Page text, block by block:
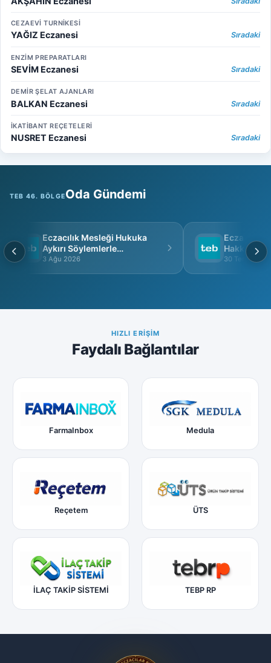
CEZAEVİ TURNİKESİ
YAĞIZ Eczanesi Sıradaki
ENZİM PREPARATLARI
SEVİM Eczanesi Sıradaki
DEMİR ŞELAT AJANLARI
BALKAN Eczanesi Sıradaki
İKATİBANT REÇETELERİ
NUSRET Eczanesi Sıradaki
TEB 46. BÖLGEOda Gündemi
Eczacılık Mesleği Hukuka
Aykırı Söylemlerle
İtibarsızlaştırılamaz
3 Ağu 2026
Eczacı
Hakkında
30 Tem 2026
HIZLI ERIŞIM
Faydalı Bağlantılar
FarmaInbox Medula
Reçetem ÜTS
İLAÇ TAKİP SİSTEMİ TEBP RP